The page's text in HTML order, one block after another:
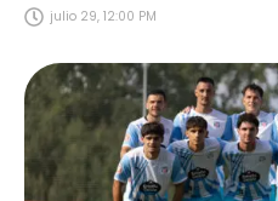
julio 29, 12:00 PM